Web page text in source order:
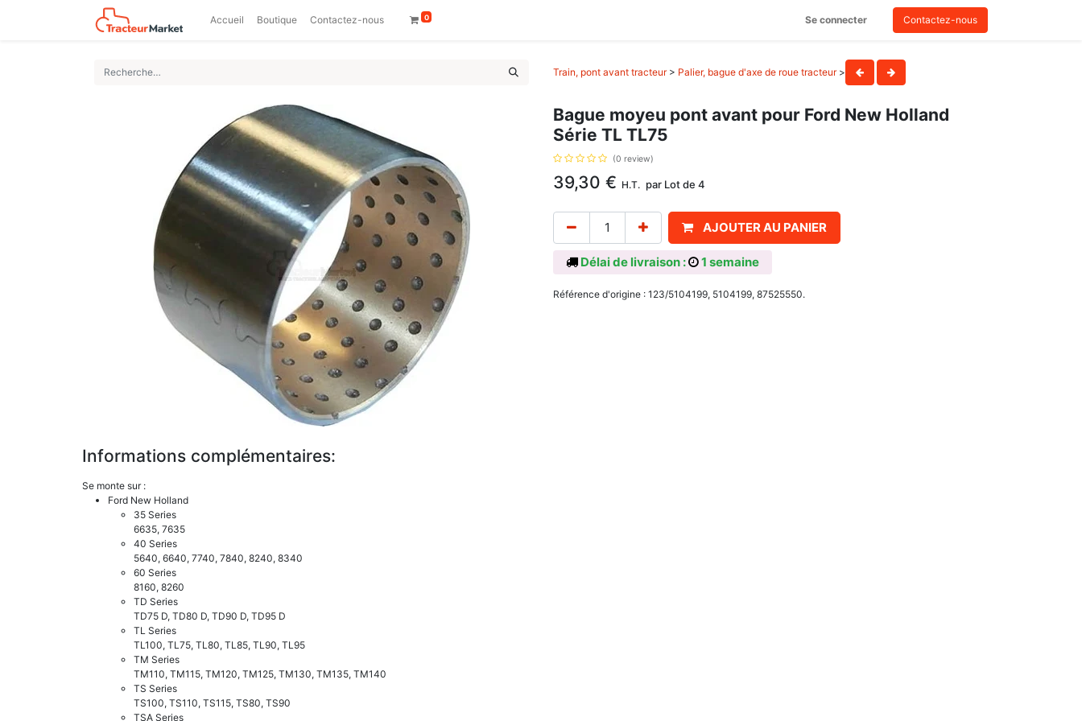
Accueil Boutique Contactez-nous 0 Se connecter Contactez-nous
Train, pont avant tracteur> Palier, bague d'axe de roue tracteur>
Bague moyeu pont avant pour Ford New Holland
Série TL TL75
(0 review)
39,30 € H.T. par Lot de 4
AJOUTER AU PANIER
Délai de livraison : 1 semaine
Référence d'origine : 123/5104199, 5104199, 87525550.
Informations complémentaires:
Se monte sur :
Ford New Holland
35 Series
6635, 7635
40 Series
5640, 6640, 7740, 7840, 8240, 8340
60 Series
8160, 8260
TD Series
TD75 D, TD80 D, TD90 D, TD95 D
TL Series
TL100, TL75, TL80, TL85, TL90, TL95
TM Series
TM110, TM115, TM120, TM125, TM130, TM135, TM140
TS Series
TS100, TS110, TS115, TS80, TS90
TSA Series